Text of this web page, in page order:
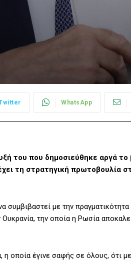
WhatsApp
του που δημοσιεύθηκε αργά το
τη στρατηγική πρωτοβουλία
με την πραγματικότητα
την οποία η Ρωσία
η οποία έγινε σαφής σε όλους, ότι